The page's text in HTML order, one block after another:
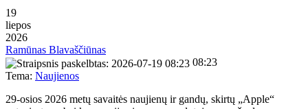
19
liepos
2026
Ramūnas Blavaščiūnas
08:23
Tema: Naujienos
29-osios 2026 metų savaitės naujienų ir gandų, skirtų „Apple“